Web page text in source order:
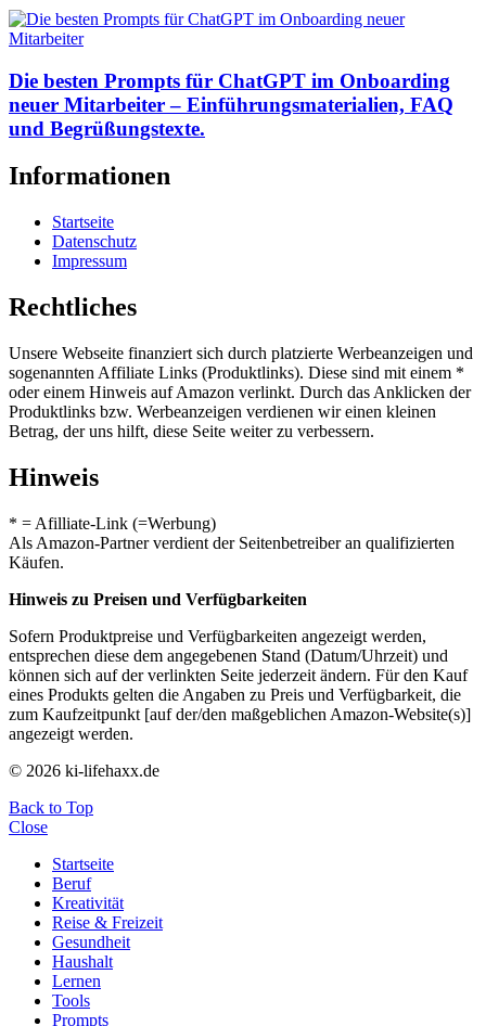
Die besten Prompts für ChatGPT im Onboarding
neuer Mitarbeiter – Einführungsmaterialien, FAQ
und Begrüßungstexte.
Informationen
Startseite
Datenschutz
Impressum
Rechtliches
Unsere Webseite finanziert sich durch platzierte Werbeanzeigen und
sogenannten Affiliate Links (Produktlinks). Diese sind mit einem *
oder einem Hinweis auf Amazon verlinkt. Durch das Anklicken der
Produktlinks bzw. Werbeanzeigen verdienen wir einen kleinen
Betrag, der uns hilft, diese Seite weiter zu verbessern.
Hinweis
* = Afilliate-Link (=Werbung)
Als Amazon-Partner verdient der Seitenbetreiber an qualifizierten
Käufen.
Hinweis zu Preisen und Verfügbarkeiten
Sofern Produktpreise und Verfügbarkeiten angezeigt werden,
entsprechen diese dem angegebenen Stand (Datum/Uhrzeit) und
können sich auf der verlinkten Seite jederzeit ändern. Für den Kauf
eines Produkts gelten die Angaben zu Preis und Verfügbarkeit, die
zum Kaufzeitpunkt [auf der/den maßgeblichen Amazon-Website(s)]
angezeigt werden.
© 2026 ki-lifehaxx.de
Back to Top
Close
Startseite
Beruf
Kreativität
Reise & Freizeit
Gesundheit
Haushalt
Lernen
Tools
Prompts